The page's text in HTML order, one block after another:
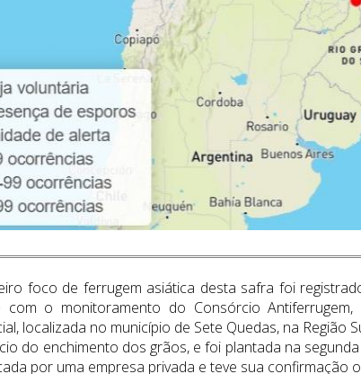
foco de ferrugem asiática desta safra foi
com o monitoramento do Consórcio
localizada no município de Sete Quedas, na
do enchimento dos grãos, e foi plantada na
por uma empresa privada e teve sua confirmação